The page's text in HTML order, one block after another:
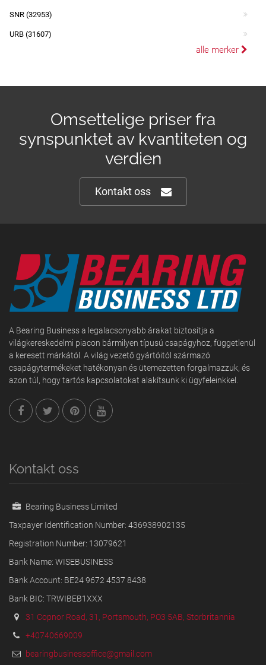
SNR (32953)
URB (31607)
alle merker
Omsettelige priser fra
synspunktet av kvantiteten og
verdien
Kontakt oss
A Bearing Business a legalacsonyabb árakat biztosítja a
világkereskedelmi piacon bármilyen típusú csapágyhoz, függetlenül
a keresett márkától. A világ vezető gyártóitól származó
csapágytermékeket hatékonyan és ütemezetten forgalmazzuk, és
azon túl, hogy tartós kapcsolatokat alakítsunk ki ügyfeleinkkel.
Kontakt oss
Bearing Business Limited
Taxpayer Identification Number: 436938902135
Registration Number: 13079621
Bank Name: WISEBUSINESS
Bank Account: BE24 9672 4537 8438
Bank BIC: TRWIBEB1XXX
31 Copnor Road, 31, Portsmouth, PO3 5AB, Storbritannia
+40740669009
bearingbusinessoffice@gmail.com